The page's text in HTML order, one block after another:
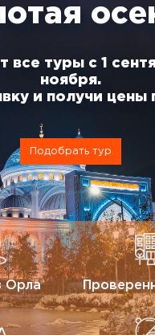
все туры с 1
ноября.
и получи цены
Подобрать тур
Орла